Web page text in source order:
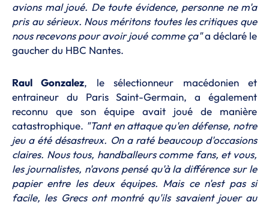
avions mal joué. De toute évidence, personne ne m'a
pris au sérieux. Nous méritons toutes les critiques que
nous recevons pour avoir joué comme ça"a déclaré le
gaucher du HBC Nantes.
Raul Gonzalez, le sélectionneur macédonien et
entraineur du Paris Saint-Germain, a également
reconnu que son équipe avait joué de manière
catastrophique. "Tant en attaque qu'en défense, notre
jeu a été désastreux. On a raté beaucoup d'occasions
claires. Nous tous, handballeurs comme fans, et vous,
les journalistes, n'avons pensé qu'à la différence sur le
papier entre les deux équipes. Mais ce n'est pas si
facile, les Grecs ont montré qu'ils savaient jouer au